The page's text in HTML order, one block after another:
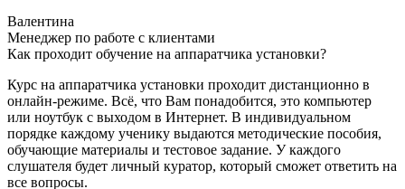
Валентина
Менеджер по работе с клиентами
Как проходит обучение на аппаратчика установки?
Курс на аппаратчика установки проходит дистанционно в
онлайн-режиме. Всё, что Вам понадобится, это компьютер
или ноутбук с выходом в Интернет. В индивидуальном
порядке каждому ученику выдаются методические пособия,
обучающие материалы и тестовое задание. У каждого
слушателя будет личный куратор, который сможет ответить на
все вопросы.